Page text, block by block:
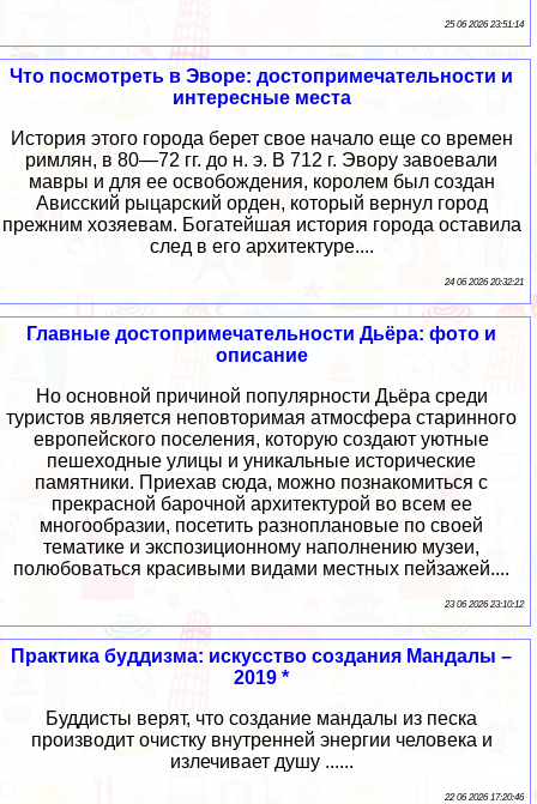
25 06 2026 23:51:14
Что посмотреть в Эворе: достопримечательности и
интересные места
История этого города берет свое начало еще со времен
римлян, в 80—72 гг. до н. э. В 712 г. Эвору завоевали
мавры и для ее освобождения, королем был создан
Ависский рыцарский орден, который вернул город
прежним хозяевам. Богатейшая история города оставила
след в его архитектуре....
24 06 2026 20:32:21
Главные достопримечательности Дьёра: фото и
описание
Но основной причиной популярности Дьёра среди
туристов является неповторимая атмосфера старинного
европейского поселения, которую создают уютные
пешеходные улицы и уникальные исторические
памятники. Приехав сюда, можно познакомиться с
прекрасной барочной архитектурой во всем ее
многообразии, посетить разноплановые по своей
тематике и экспозиционному наполнению музеи,
полюбоваться красивыми видами местных пейзажей....
23 06 2026 23:10:12
Практика буддизма: искусство создания Мандалы –
2019 *
Буддисты верят, что создание мандалы из песка
производит очистку внутренней энергии человека и
излечивает душу ......
22 06 2026 17:20:46